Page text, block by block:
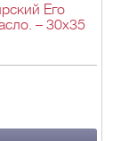
Его
– 30х35